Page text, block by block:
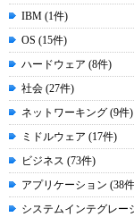
IBM (1件)
OS (15件)
ハードウェア (8件)
社会 (27件)
ネットワーキング (9件)
ミドルウェア (17件)
ビジネス (73件)
アプリケーション (38
システムインテグレー